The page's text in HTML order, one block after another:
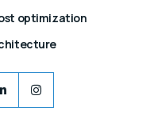
optimization